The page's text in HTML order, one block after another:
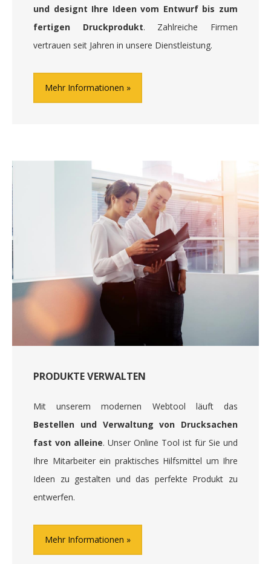
und designt Ihre Ideen vom Entwurf bis zum
fertigen Druckprodukt. Zahlreiche Firmen
vertrauen seit Jahren in unsere Dienstleistung.
Mehr Informationen
PRODUKTE VERWALTEN
Mit unserem modernen Webtool läuft das
Bestellen und Verwaltung von Drucksachen
fast von alleine. Unser Online Tool ist für Sie und
Ihre Mitarbeiter ein praktisches Hilfsmittel um Ihre
Ideen zu gestalten und das perfekte Produkt zu
entwerfen.
Mehr Informationen